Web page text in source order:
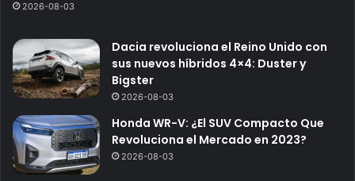
2026-08-03
Dacia revoluciona el Reino Unido con
sus nuevos híbridos 4×4: Duster y
Bigster
2026-08-03
Honda WR-V: ¿El SUV Compacto Que
Revoluciona el Mercado en 2023?
2026-08-03